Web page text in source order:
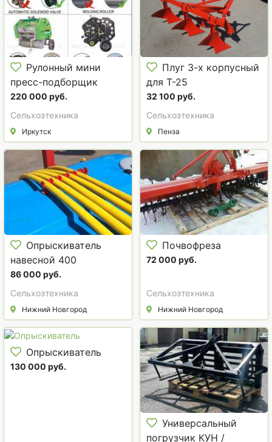
Рулонный мини
пресс-подборщик
ПР-60
220 000 руб.
Сельхозтехника
Иркутск
Плуг 3-х корпусный
для Т-25
32 100 руб.
Сельхозтехника
Пенза
Опрыскиватель
навесной 400
литровый
86 000 руб.
Сельхозтехника
Нижний Новгород
Почвофреза
72 000 руб.
Сельхозтехника
Нижний Новгород
Опрыскиватель
130 000 руб.
Универсальный
погрузчик КУН /